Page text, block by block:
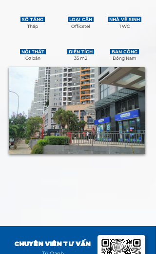
SỐ TẦNG
Thấp
LOẠI CĂN
Officetel
NHÀ VỆ SINH
1 WC
NỘI THẤT
Cơ bản
DIỆN TÍCH
35 m2
BAN CÔNG
Đông Nam
CHUYÊN VIÊN TƯ VẤN